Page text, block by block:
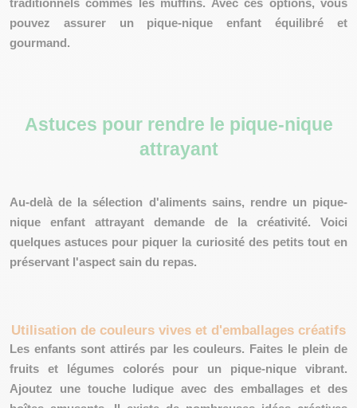
traditionnels commes les muffins. Avec ces options, vous
pouvez assurer un pique-nique enfantéquilibré et
gourmand .
Astuces pour rendre le pique-nique
attrayant
Au-delà de la sélection d'aliments sains, rendre un pique-
nique enfant attrayant demande de la créativité. Voici
quelques astuces pour piquer la curiosité des petits tout en
préservant l'aspect sain du repas.
Utilisation de couleurs vives et d'emballages créatifs
Les enfants sont attirés par les couleurs. Faites le plein de
fruits et légumes colorés pour un pique-nique vibrant.
Ajoutez une touche ludique avec des emballages et des